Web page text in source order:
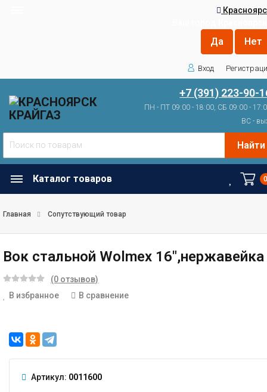
Вход
+7 (391) 223-90-
ПН - ПТ 09:00 - 18:00, СБ 09:00 -
ВС -
Найти
Каталог товаров
Главная Сопутствующий товар
Вок стальной Wolmex 16",нержавейка
(0 отзывов)
В избранное
В сравнение
Артикул: 0011600